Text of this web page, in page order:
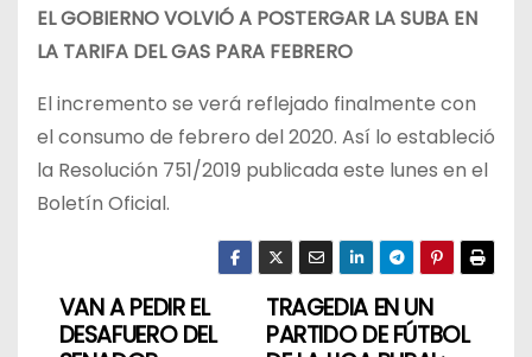
EL GOBIERNO VOLVIÓ A POSTERGAR LA SUBA EN
LA TARIFA DEL GAS PARA FEBRERO
El incremento se verá reflejado finalmente con
el consumo de febrero del 2020. Así lo estableció
la Resolución 751/2019 publicada este lunes en el
Boletín Oficial.
N
TRAGEDIA EN UN
PARTIDO DE FÚTBOL
VAN A PEDIR EL
DESAFUERO DEL